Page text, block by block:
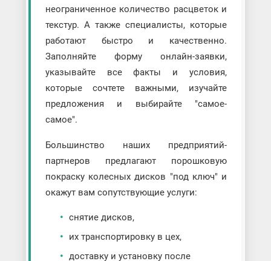
неограниченное количество расцветок и
текстур. А также специалисты, которые
работают быстро и качественно.
Заполняйте форму онлайн-заявки,
указывайте все факты и условия,
которые сочтете важными, изучайте
предложения и выбирайте "самое-
самое".
Большинство наших предприятий-
партнеров предлагают порошковую
покраску колесных дисков "под ключ" и
окажут вам сопутствующие услуги:
снятие дисков,
их транспортировку в цех,
доставку и установку после